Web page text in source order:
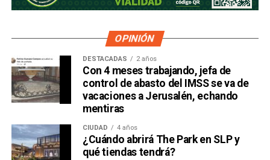
OPINIÓN
DESTACADAS 2 años
Con 4 meses trabajando, jefa de
control de abasto del IMSS se va de
vacaciones a Jerusalén, echando
mentiras
CIUDAD 4 años
¿Cuándo abrirá The Park en SLP y
qué tiendas tendrá?